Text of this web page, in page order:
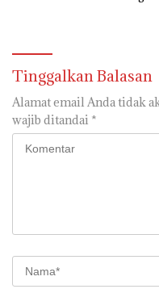
Tinggalkan Balasan
Alamat email Anda tidak
wajib ditandai *